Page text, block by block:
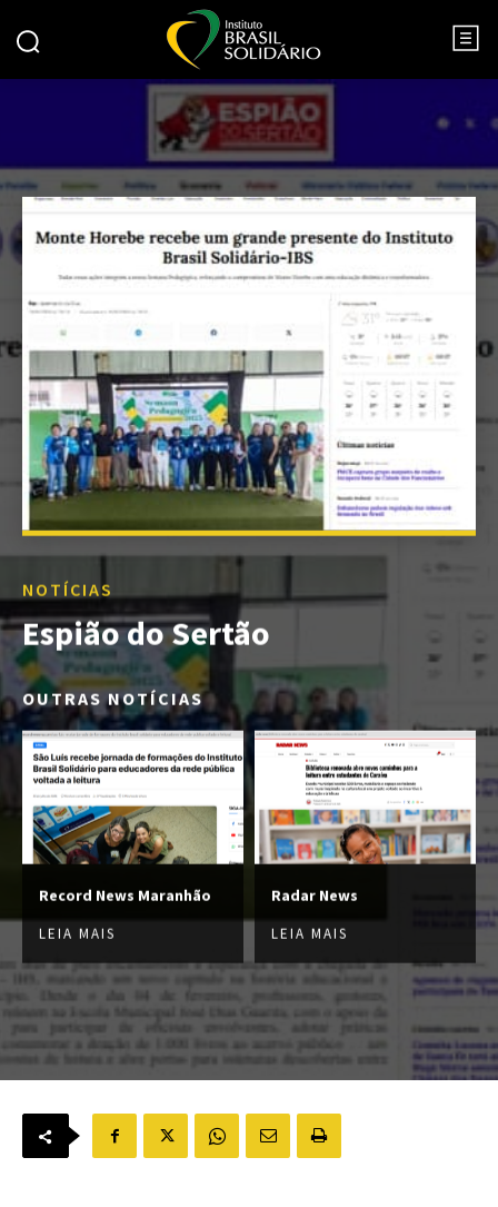
NOTÍCIAS
Espião do Sertão
OUTRAS NOTÍCIAS
Record News Maranhão
LEIA MAIS
Radar News
LEIA MAIS